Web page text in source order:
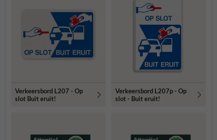
Verkeersbord L207 - Op
slot Buit eruit!
Verkeersbord L207p - Op
slot - Buit eruit!